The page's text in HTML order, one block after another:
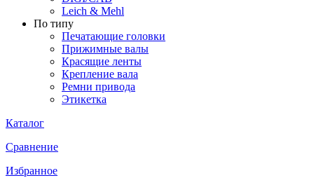
Leich & Mehl
По типу
Печатающие головки
Прижимные валы
Красящие ленты
Крепление вала
Ремни привода
Этикетка
Каталог
Сравнение
Избранное